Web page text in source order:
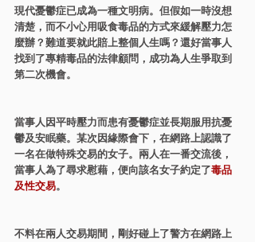
現代憂鬱症已成為一種文明病。但假如一時沒想
清楚，而不小心用吸食毒品的方式來緩解壓力怎
麼辦？難道要就此賠上整個人生嗎？還好當事人
找到了專精毒品的法律顧問，成功為人生爭取到
第二次機會。
當事人因平時壓力而患有憂鬱症並長期服用抗憂
鬱及安眠藥。某次因緣際會下，在網路上認識了
一名在做特殊交易的女子。兩人在一番交流後，
當事人為了尋求慰藉，便向該名女子約定了毒品
及性交易。
不料在兩人交易期間，剛好碰上了警方在網路上